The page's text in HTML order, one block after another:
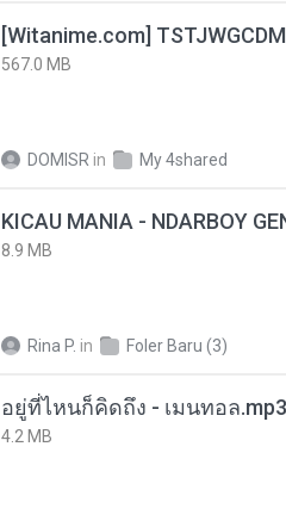
567.0 MB
DOMISR in My 4shared
8.9 MB
Rina P. in Foler Baru (3)
อยู่ที่ไหนก็คิดถึง - เมนทอล.mp3
4.2 MB